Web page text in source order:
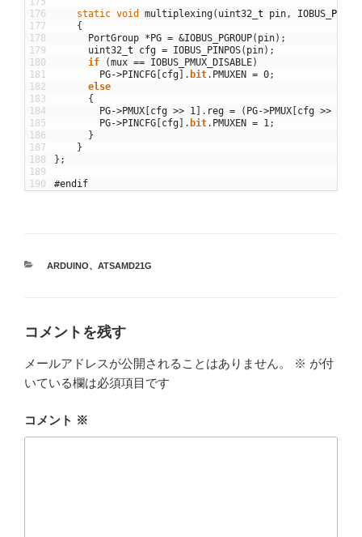
176
177
178
179
180
181
182
183
184
185
186
187
188
189
190
static void multiplexing( uint32 t pin , IOBUS PMUX
{
PortGroup *PG = &IOBUS_PGROUP( pin) ;
uint32 t cfg = IOBUS_PINPOS( pin) ;
if
(mux == IOBUS_PMUX_DISABLE)
PG->PINCFG [cfg] . bit. PMUXEN = 0;
else
{
PG->PMUX [cfg >> 1 ] . reg = ( PG->PMUX [cfg >>
PG->PINCFG [cfg] . bit. PMUXEN = 1 ;
}
}
} ;
#endif
カ
ARDUINO、 ATSAMD21G
コメントを残す
メールアドレスが公開されることはありません。 ※ が付
いている欄は必須項目です
コメント ※